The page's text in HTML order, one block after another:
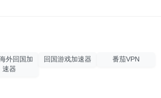
外回国加
速器
回国游戏加速器 番茄VPN